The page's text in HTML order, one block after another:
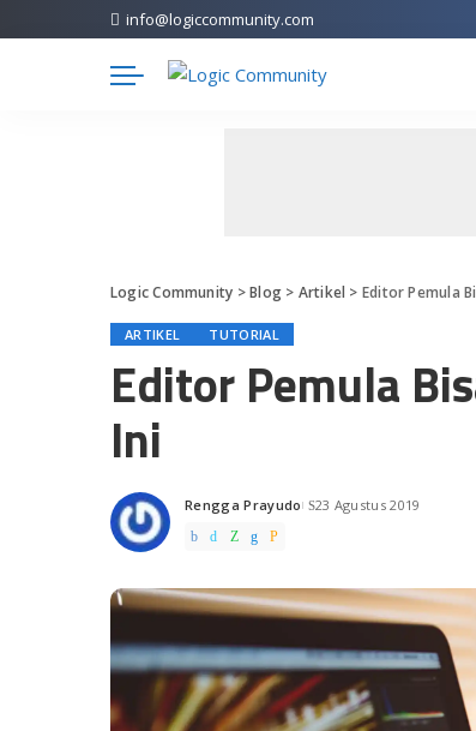
info@logiccommunity.com
Logic Community >Blog> Artikel > Editor Pemula
ARTIKEL TUTORIAL
Editor Pemula
Ini
Posted
by
Rengga Prayudo 23 Agustus 2019